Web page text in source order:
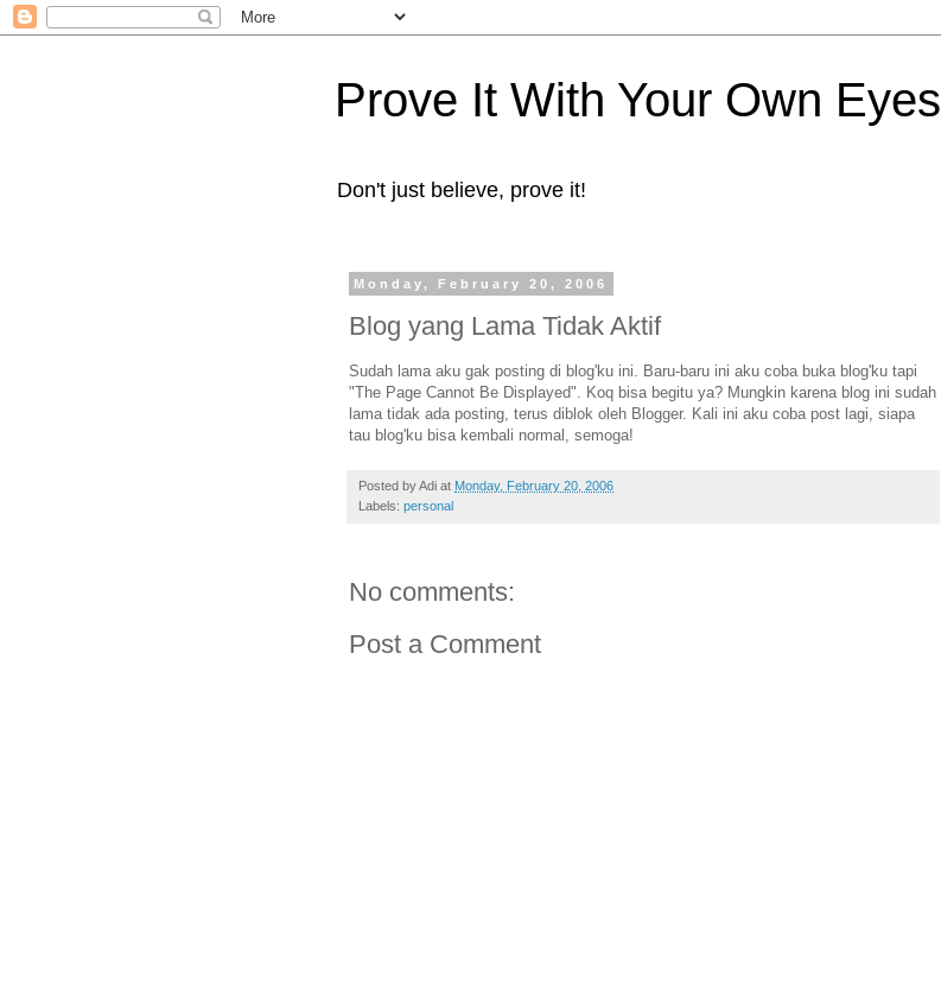
Prove It With Your Own Eyes
Don't just believe, prove it!
Monday, February 20, 2006
Blog yang Lama Tidak Aktif
Sudah lama aku gak posting di blog'ku ini. Baru-baru ini aku coba buka blog'ku tapi
"The Page Cannot Be Displayed". Koq bisa begitu ya? Mungkin karena blog ini sudah
lama tidak ada posting, terus diblok oleh Blogger. Kali ini aku coba post lagi, siapa
tau blog'ku bisa kembali normal, semoga!
Posted byAdi at Monday, February 20, 2006
Labels: personal
No comments:
Post a Comment